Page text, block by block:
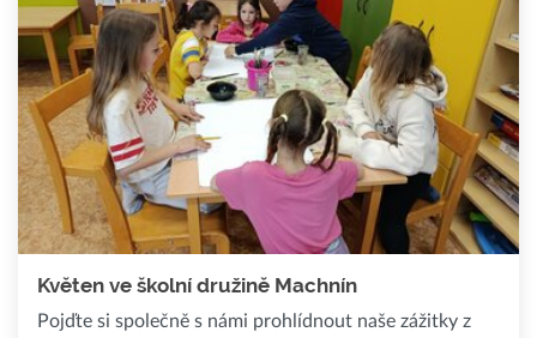
Květen ve školní družině Machnín
Pojďte si společně s námi prohlídnout naše zážitky z